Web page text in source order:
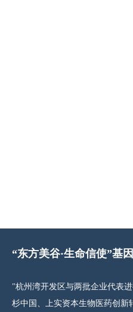
“东方美谷·生命信使”基
"杭州湾开发区与两批企业代表
杉中国、上实资本生物医药创